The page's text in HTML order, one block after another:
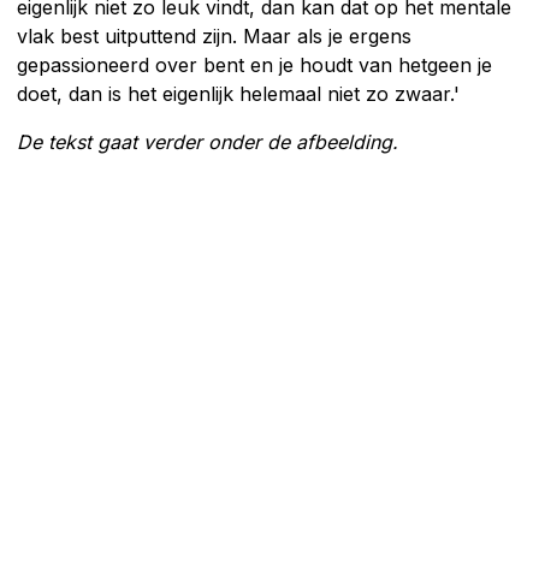
eigenlijk niet zo leuk vindt, dan kan dat op het mentale
vlak best uitputtend zijn. Maar als je ergens
gepassioneerd over bent en je houdt van hetgeen je
doet, dan is het eigenlijk helemaal niet zo zwaar.'
De tekst gaat verder onder de afbeelding.